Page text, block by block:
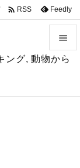
ング, 動物から



 RSS Feedly